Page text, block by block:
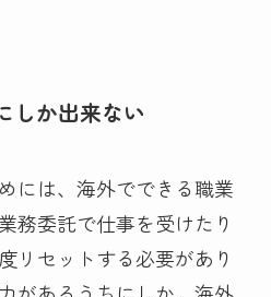
しか出来ない
には、海外でできる職業
務委託で仕事を受けたり
リセットする必要があり